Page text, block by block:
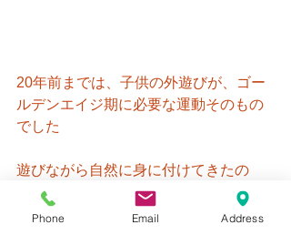
20年前までは、子供の外遊びが、ゴー
ルデンエイジ期に必要な運動そのもの
でした
遊びながら自然に身に付けてきたの
で、
Phone Email Address